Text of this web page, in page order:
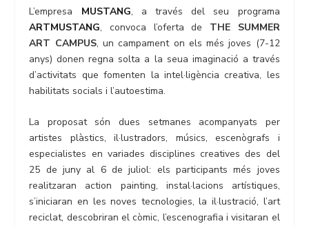
L’empresa MUSTANG, a través del seu programa
ARTMUSTANG, convoca l’oferta de THE SUMMER
ART CAMPUS, un campament on els més joves (7-12
anys) donen regna solta a la seua imaginació a través
d’activitats que fomenten la intel·ligència creativa, les
habilitats socials i l’autoestima.
La proposat són dues setmanes acompanyats per
artistes plàstics, il·lustradors, músics, escenògrafs i
especialistes en variades disciplines creatives des del
25 de juny al 6 de juliol: els participants més joves
realitzaran action painting, instal·lacions artístiques,
s’iniciaran en les noves tecnologies, la il·lustració, l’art
reciclat, descobriran el còmic, l’escenografia i visitaran el